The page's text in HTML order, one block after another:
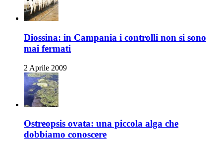
Diossina: in Campania i controlli non si sono
mai fermati
2 Aprile 2009
Ostreopsis ovata: una piccola alga che
dobbiamo conoscere